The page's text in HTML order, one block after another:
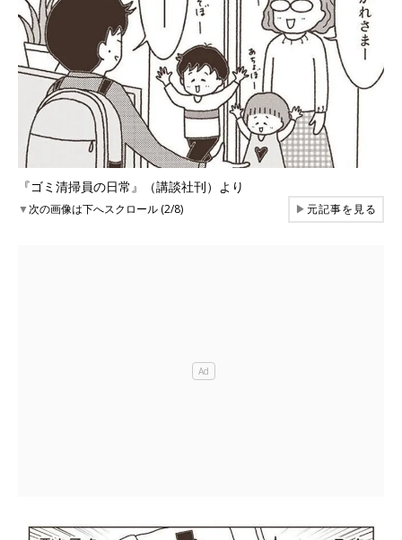
『ゴミ清掃員の日常』（講談社刊）より
▼次の画像は下へスクロール (2/8) ▶元記事を見る